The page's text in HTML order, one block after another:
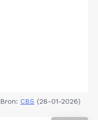
Bron: CBS (28-01-2026)